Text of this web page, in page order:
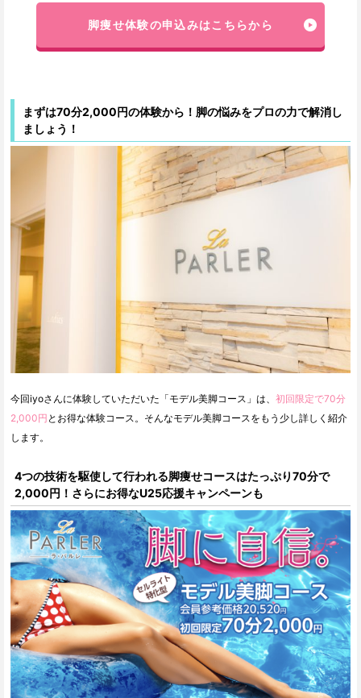
脚痩せ体験の申込みはこちらから
まずは70分2,000円の体験から！脚の悩みをプロの力で解消し
ましょう！
今回iyoさんに体験していただいた「モデル美脚コース」は、 初回限定で70分
2,000円 とお得な体験コース。そんなモデル美脚コースをもう少し詳しく紹介
します。
4つの技術を駆使して行われる脚痩せコースはたっぷり70分で
2,000円！さらにお得なU25応援キャンペーンも